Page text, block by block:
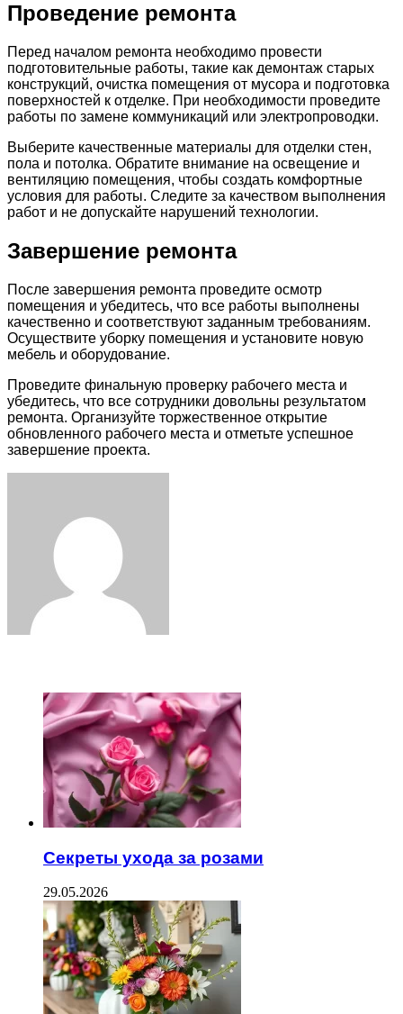
Проведение ремонта
Перед началом ремонта необходимо провести
подготовительные работы, такие как демонтаж старых
конструкций, очистка помещения от мусора и подготовка
поверхностей к отделке. При необходимости проведите
работы по замене коммуникаций или электропроводки.
Выберите качественные материалы для отделки стен,
пола и потолка. Обратите внимание на освещение и
вентиляцию помещения, чтобы создать комфортные
условия для работы. Следите за качеством выполнения
работ и не допускайте нарушений технологии.
Завершение ремонта
После завершения ремонта проведите осмотр
помещения и убедитесь, что все работы выполнены
качественно и соответствуют заданным требованиям.
Осуществите уборку помещения и установите новую
мебель и оборудование.
Проведите финальную проверку рабочего места и
убедитесь, что все сотрудники довольны результатом
ремонта. Организуйте торжественное открытие
обновленного рабочего места и отметьте успешное
завершение проекта.
Секреты ухода за розами
29.05.2026